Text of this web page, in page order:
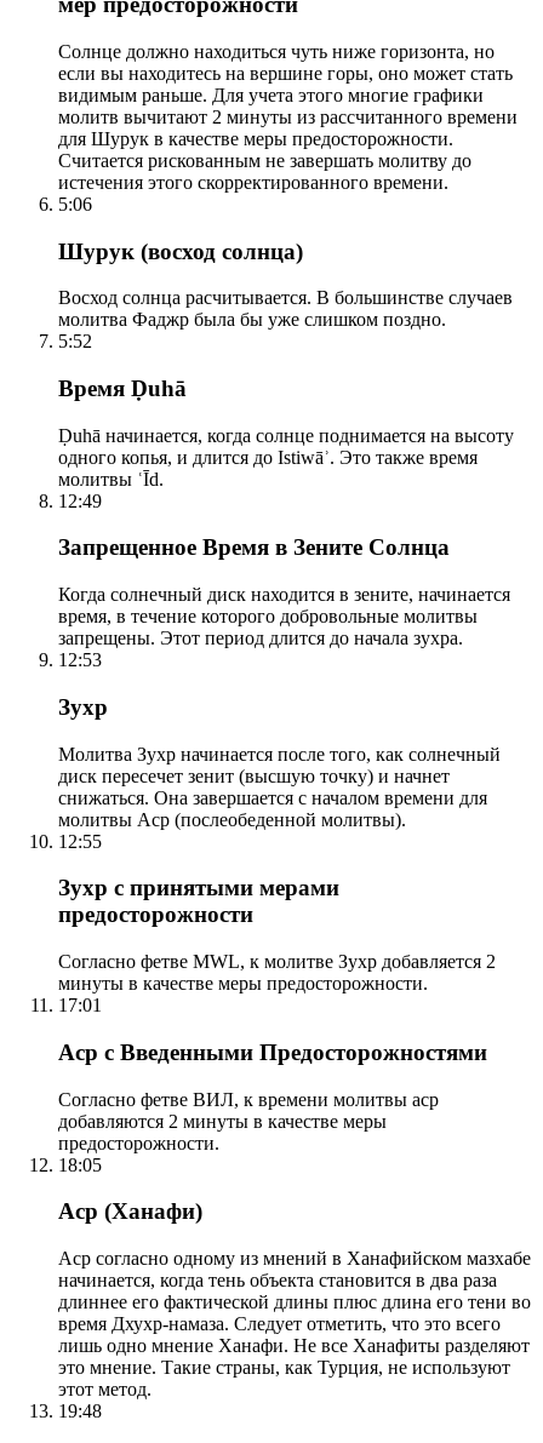
Солнце должно находиться чуть ниже горизонта, но
если вы находитесь на вершине горы, оно может стать
видимым раньше. Для учета этого многие графики
молитв вычитают 2 минуты из рассчитанного времени
для Шурук в качестве меры предосторожности.
Считается рискованным не завершать молитву до
истечения этого скорректированного времени.
5:06
Шурук (восход солнца)
Восход солнца расчитывается. В большинстве случаев
молитва Фаджр была бы уже слишком поздно.
5:52
Время Ḍuhā
Ḍuhā начинается, когда солнце поднимается на высоту
одного копья, и длится до Istiwāʾ. Это также время
молитвы ʿĪd.
12:49
Запрещенное Время в Зените Солнца
Когда солнечный диск находится в зените, начинается
время, в течение которого добровольные молитвы
запрещены. Этот период длится до начала зухра.
12:53
Зухр
Молитва Зухр начинается после того, как солнечный
диск пересечет зенит (высшую точку) и начнет
снижаться. Она завершается с началом времени для
молитвы Аср (послеобеденной молитвы).
12:55
Зухр с принятыми мерами
предосторожности
Согласно фетве MWL, к молитве Зухр добавляется 2
минуты в качестве меры предосторожности.
17:01
Аср с Введенными Предосторожностями
Согласно фетве ВИЛ, к времени молитвы аср
добавляются 2 минуты в качестве меры
предосторожности.
18:05
Аср (Ханафи)
Аср согласно одному из мнений в Ханафийском мазхабе
начинается, когда тень объекта становится в два раза
длиннее его фактической длины плюс длина его тени во
время Дхухр-намаза. Следует отметить, что это всего
лишь одно мнение Ханафи. Не все Ханафиты разделяют
это мнение. Такие страны, как Турция, не используют
этот метод.
19:48